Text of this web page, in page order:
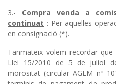
3.- Compra venda a
continuat : Per aquelles
en consignació (*).
Tanmateix volem recordar
Llei 15/2010 de 5 de juliol
morositat (circular AGEM nº